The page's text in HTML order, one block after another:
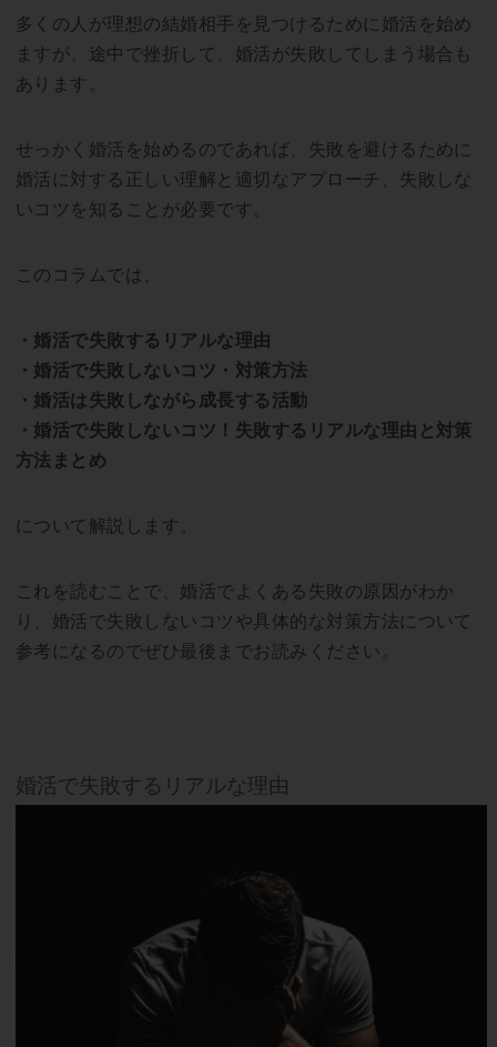
多くの人が理想の結婚相手を見つけるために婚活を始め
ますが、途中で挫折して、婚活が失敗してしまう場合も
あります。
せっかく婚活を始めるのであれば、失敗を避けるために
婚活に対する正しい理解と適切なアプローチ、失敗しな
いコツを知ることが必要です。
このコラムでは、
・婚活で失敗するリアルな理由
・婚活で失敗しないコツ・対策方法
・婚活は失敗しながら成長する活動
・婚活で失敗しないコツ！失敗するリアルな理由と対策
方法まとめ
について解説します。
これを読むことで、婚活でよくある失敗の原因がわか
り、婚活で失敗しないコツや具体的な対策方法について
参考になるのでぜひ最後までお読みください。
婚活で失敗するリアルな理由